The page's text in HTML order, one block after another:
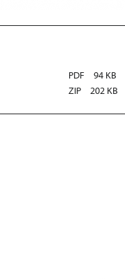
PDF 94 KB
ZIP 202 KB